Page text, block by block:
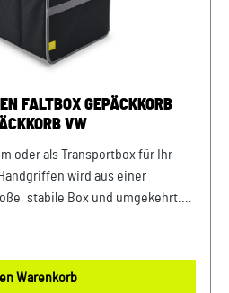
FALTBOX GEPÄCKKORB
VW
oder als Transportbox für Ihr
wird aus einer
stabile Box und umgekehrt.
kg Gelbes Etikett mit new
/
Warenkorb